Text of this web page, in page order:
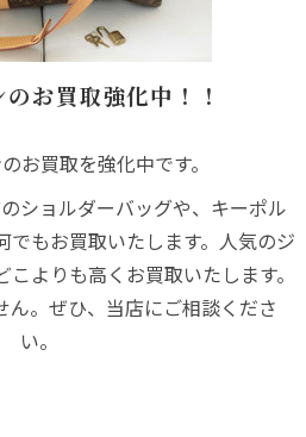
お買取強化中！！
お買取を強化中です。
ショルダーバッグや、キーポル
でもお買取いたします。人気のジ
よりも高くお買取いたします。
ん。ぜひ、当店にご相談くださ
い。